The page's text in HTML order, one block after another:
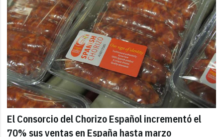
El Consorcio del Chorizo Español incrementó el
70% sus ventas en España hasta marzo